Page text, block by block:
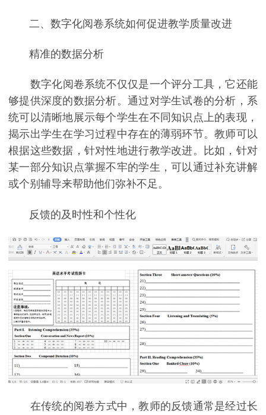
二、数字化阅卷系统如何促进教学质量改进
精准的数据分析
数字化阅卷系统不仅仅是一个评分工具，它还能
够提供深度的数据分析。通过对学生试卷的分析，系
统可以清晰地展示每个学生在不同知识点上的表现，
揭示出学生在学习过程中存在的薄弱环节。教师可以
根据这些数据，针对性地进行教学改进。比如，针对
某一部分知识点掌握不牢的学生，可以通过补充讲解
或个别辅导来帮助他们弥补不足。
反馈的及时性和个性化
在传统的阅卷方式中，教师的反馈通常是经过长